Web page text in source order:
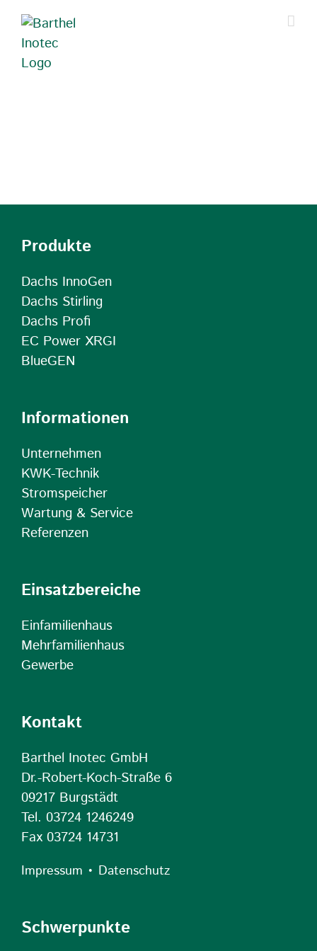
Inhalt
springen
Produkte
Dachs InnoGen
Dachs Stirling
Dachs Profi
EC Power XRGI
BlueGEN
Informationen
Unternehmen
KWK-Technik
Stromspeicher
Wartung & Service
Referenzen
Einsatzbereiche
Einfamilienhaus
Mehrfamilienhaus
Gewerbe
Kontakt
Barthel Inotec GmbH
Dr.-Robert-Koch-Straße 6
09217 Burgstädt
Tel. 03724 1246249
Fax 03724 14731
Impressum • Datenschutz
Schwerpunkte